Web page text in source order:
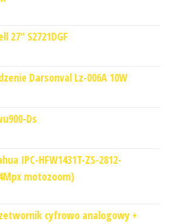
27" S2721DGF
Darsonval Lz-006A 10W
Ds
IPC-HFW1431T-ZS-2812-
motozoom)
cyfrowo analogowy +